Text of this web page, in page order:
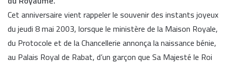
Cet anniversaire vient rappeler le souvenir des instants joyeux
du jeudi 8 mai 2003, lorsque le ministère de la Maison Royale,
du Protocole et de la Chancellerie annonça la naissance bénie,
au Palais Royal de Rabat, d’un garçon que Sa Majesté le Roi